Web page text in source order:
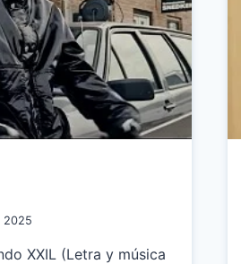
2025
XXIL (Letra y música